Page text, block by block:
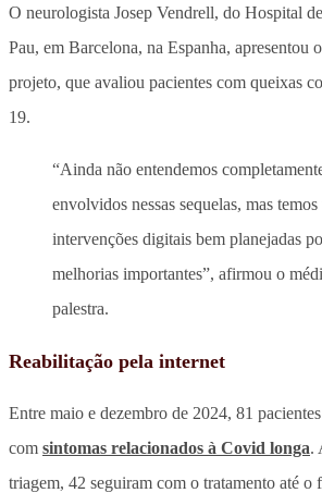
O neurologista Josep Vendrell, do Hospital
Pau, em Barcelona, na Espanha, apresentou
projeto, que avaliou pacientes com queixas
19.
“Ainda não entendemos
envolvidos nessas sequelas, mas
intervenções digitais bem planejadas
melhorias importantes”, afirmou o
palestra.
Reabilitação pela internet
Entre maio e dezembro de 2024, 81
com sintomas relacionados à Covid longa.
triagem, 42 seguiram com o tratamento até o